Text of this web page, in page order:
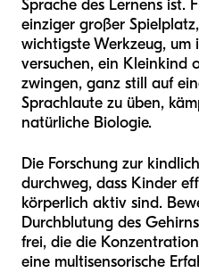
Sprache des Lernens ist.
einziger großer
wichtigste Werkzeug, um
versuchen, ein Kleinkind
zwingen, ganz still auf
Sprachlaute zu üben,
natürliche Biologie.
Die Forschung zur
durchweg, dass Kinder
körperlich aktiv sind.
Durchblutung des
frei, die die
eine multisensorische